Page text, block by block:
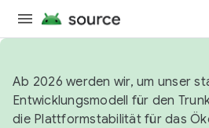
Ab 2026 werden wir, um unser
Entwicklungsmodell für den
die Plattformstabilität für das